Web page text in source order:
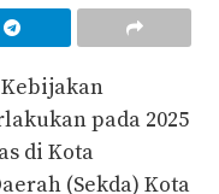
pada 2025
di Kota
(Sekda) Kota